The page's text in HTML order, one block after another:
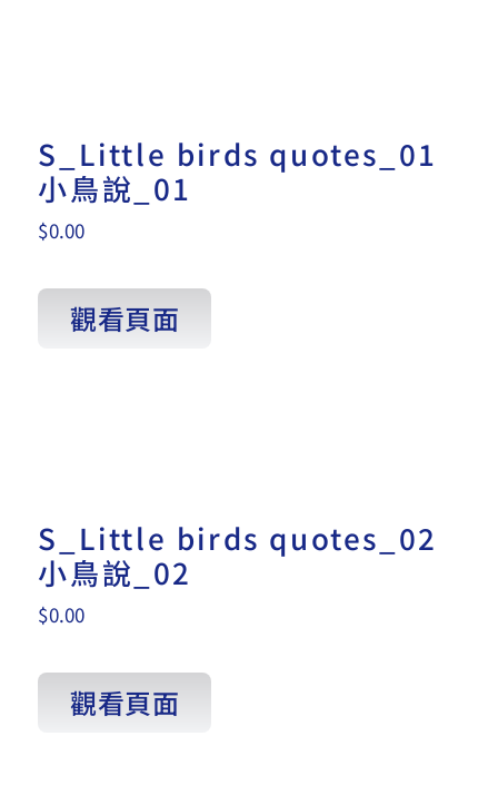
S_Little birds quotes_01
小鳥說_01
$0.00
觀看頁面
S_Little birds quotes_02
小鳥說_02
$0.00
觀看頁面